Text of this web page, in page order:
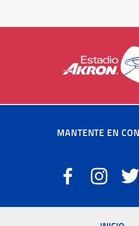
MANTENTE EN